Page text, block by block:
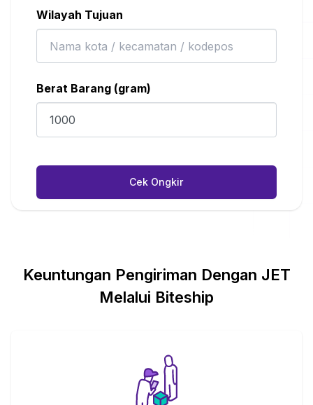
Wilayah Tujuan
Berat Barang (gram)
Cek Ongkir
Keuntungan Pengiriman Dengan JET
Melalui Biteship